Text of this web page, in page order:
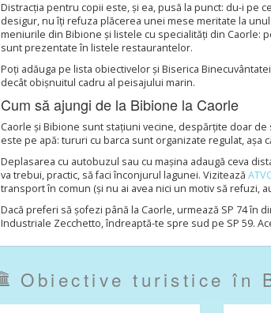
Distracția pentru copii este, și ea, pusă la punct: du-i pe
desigur, nu îți refuza plăcerea unei mese meritate la
meniurile din Bibione și listele cu specialități din Caorle:
sunt prezentate în listele restaurantelor.
Poți adăuga pe lista obiectivelor și Biserica
decât obișnuitul cadru al peisajului marin.
Cum să ajungi de la Bibione la Caorle
Caorle și Bibione sunt stațiuni vecine, despărțite doar
este pe apă: tururi cu barca sunt organizate regulat, așa
Deplasarea cu autobuzul sau cu mașina adaugă ceva
va trebui, practic, să faci înconjurul lagunei. Vizitează
transport în comun (și nu ai avea nici un motiv să refuzi,
Dacă preferi să șofezi până la Caorle, urmează SP 74 în
Industriale Zecchetto, îndreaptă-te spre sud pe SP 59.
Obiective turistice în